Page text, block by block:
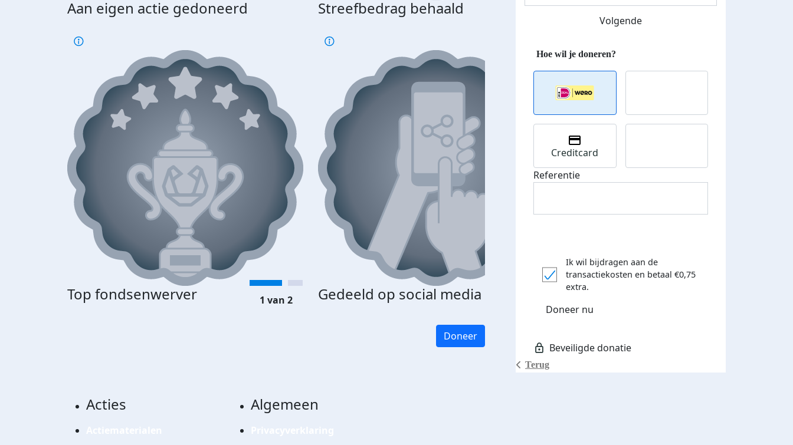
Aan eigen actie gedoneerd Streefbedrag behaald Streefbedrag verhoogd
Top fondsenwerver Gedeeld op social media Donateurs bedankt
1 van 2
Doneer
Volgende
Terug
Creditcard
Referentie
Ik wil bijdragen aan de
transactiekosten en betaal €0,75
extra.
Doneer nu
Acties Algemeen